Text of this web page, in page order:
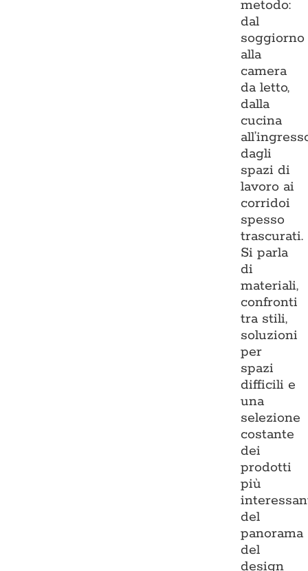
metodo:
dal
soggiorno
alla
camera
da letto,
dalla
cucina
dagli
spazi di
lavoro ai
corridoi
spesso
trascurati.
Si parla
di
materiali,
confronti
tra stili,
soluzioni
per
spazi
difficili e
una
selezione
costante
dei
prodotti
più
del
panorama
del
design